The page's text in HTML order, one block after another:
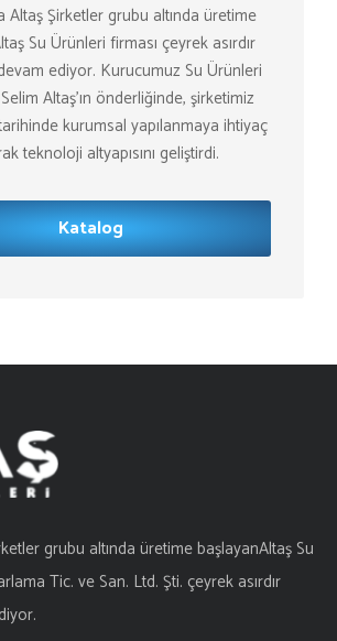
Altaş Şirketler grubu altında üretime
Su Ürünleri firması çeyrek asırdır
ediyor. Kurucumuz Su Ürünleri
Altaş’ın önderliğinde, şirketimiz
kurumsal yapılanmaya ihtiyaç
teknoloji altyapısını geliştirdi.
Katalog
grubu altında üretime başlayanAltaş Su
Tic. ve San. Ltd. Şti. çeyrek asırdır